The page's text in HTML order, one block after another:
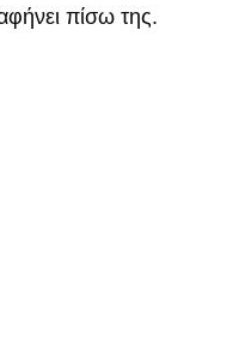
πίσω της.